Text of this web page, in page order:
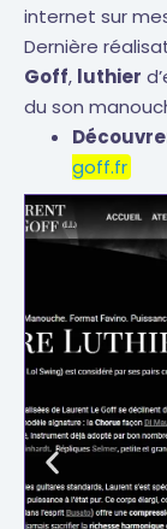
internet sur
Dernière
Goff, luthier
du son
goff.fr